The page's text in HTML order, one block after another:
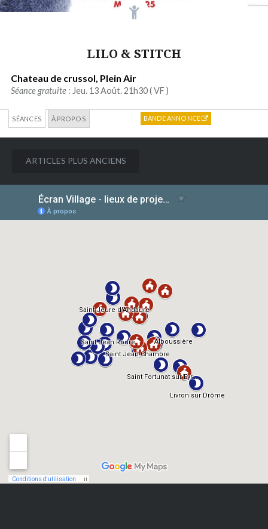
LILO & STITCH
Chateau de crussol, Plein Air
Séance gratuite: Jeu. 13 Août. 21h30 (VF )
SÉANCES À PROPOS BANDE ANNONCE
Navigation
articles
ARTICLES PLUS ANCIENS